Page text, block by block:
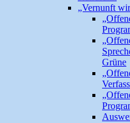
„Vernunft
Grüne